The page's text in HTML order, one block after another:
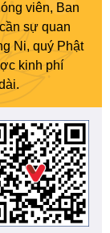
viên, Ban
sự quan
Ni, quý Phật
kinh phí